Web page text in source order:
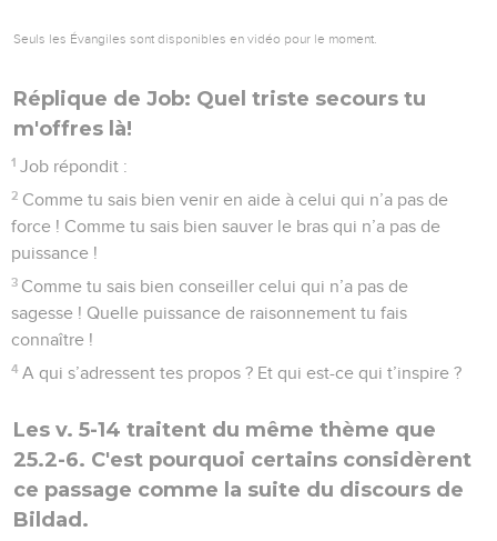
Seuls les Évangiles sont disponibles en vidéo pour le moment.
Réplique de Job: Quel triste secours tu
m'offres là!
1 Job répondit :
2 Comme tu sais bien venir en aide à celui qui n’a pas de
force ! Comme tu sais bien sauver le bras qui n’a pas de
puissance !
3 Comme tu sais bien conseiller celui qui n’a pas de
sagesse ! Quelle puissance de raisonnement tu fais
connaître !
4 A qui s’adressent tes propos ? Et qui est-ce qui t’inspire ?
Les v. 5-14 traitent du même thème que
25.2-6. C'est pourquoi certains considèrent
ce passage comme la suite du discours de
Bildad.